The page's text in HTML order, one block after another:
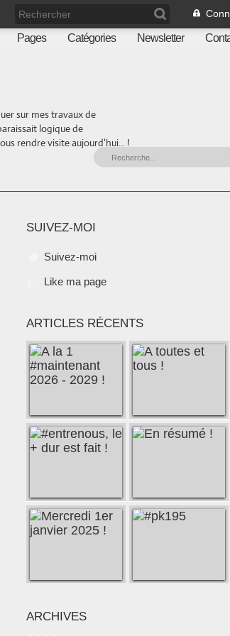
Pages Catégories Newsletter
sur mes travaux de
logique de
rendre visite aujourd'hui... !
SUIVEZ-MOI
Suivez-moi
Like ma page
ARTICLES RÉCENTS
ARCHIVES